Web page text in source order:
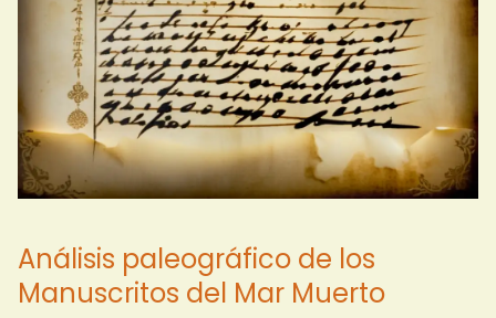
Análisis paleográfico de los
Manuscritos del Mar Muerto